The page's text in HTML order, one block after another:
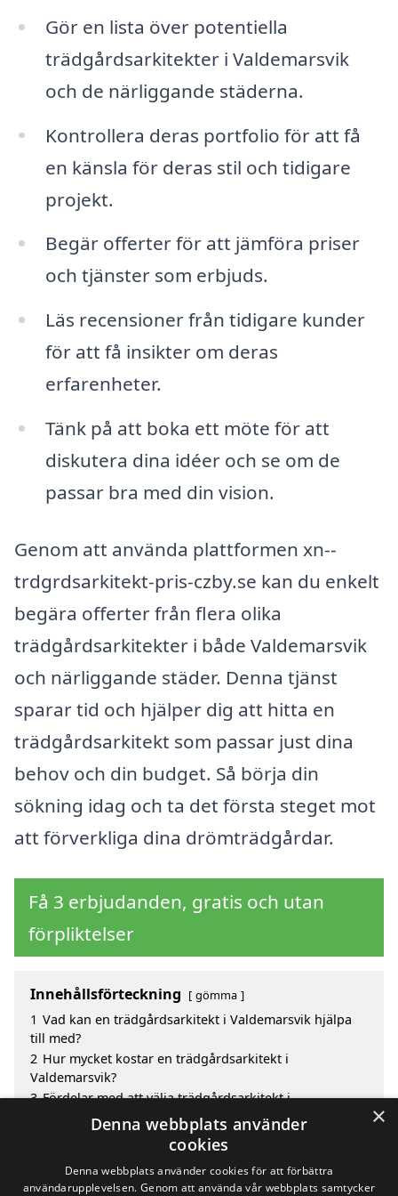
Gör en lista över potentiella
trädgårdsarkitekter i Valdemarsvik
och de närliggande städerna.
Kontrollera deras portfolio för att få
en känsla för deras stil och tidigare
projekt.
Begär offerter för att jämföra priser
och tjänster som erbjuds.
Läs recensioner från tidigare kunder
för att få insikter om deras
erfarenheter.
Tänk på att boka ett möte för att
diskutera dina idéer och se om de
passar bra med din vision.
Genom att använda plattformen xn--
trdgrdsarkitekt-pris-czby.se kan du enkelt
begära offerter från flera olika
trädgårdsarkitekter i både Valdemarsvik
och närliggande städer. Denna tjänst
sparar tid och hjälper dig att hitta en
trädgårdsarkitekt som passar just dina
behov och din budget. Så börja din
sökning idag och ta det första steget mot
att förverkliga dina drömträdgårdar.
Få 3 erbjudanden, gratis och utan
förpliktelser
Innehållsförteckning gömma
1 Vad kan en trädgårdsarkitekt i Valdemarsvik hjälpa
till med?
2 Hur mycket kostar en trädgårdsarkitekt i
Valdemarsvik?
3 Fördelar med att välja trädgårdsarkitekt i
Valdemarsvik
Sök efter en skicklig trädgårdsarkitekt i de
omgivande städerna Valdemarsvik
×
Denna webbplats använder
cookies
Denna webbplats använder cookies för att förbättra
användarupplevelsen. Genom att använda vår webbplats samtycker